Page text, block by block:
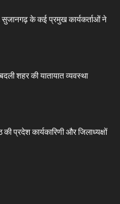
सुजानगढ़ के कई प्रमुख कार्यकर्ताओं ने
शहर की यातायात व्यवस्था
की प्रदेश कार्यकारिणी और जिलाध्यक्षों